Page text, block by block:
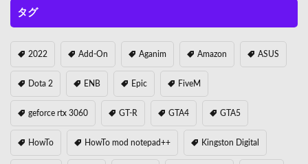
タグ
2022 Add-On Aganim Amazon ASUS
Dota 2 ENB Epic FiveM
geforce rtx 3060 GT-R GTA4 GTA5
HowTo HowTo mod notepad++ Kingston Digital